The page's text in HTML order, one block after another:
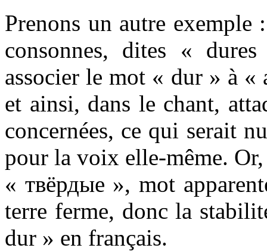
Prenons un autre exemple
consonnes, dites «
associer le mot « dur » à
et ainsi, dans le chant,
concernées, ce qui serait
pour la voix elle-même. Or,
« твёрдые », mot
terre ferme, donc la
dur » en français.